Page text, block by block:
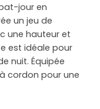
jour en
un jeu de
une hauteur et
est idéale pour
nuit. Équipée
cordon pour une